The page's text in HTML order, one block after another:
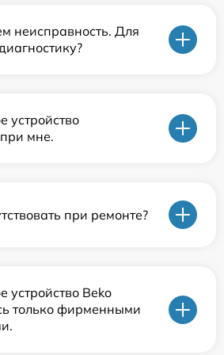
неисправность. Для
устройство
мне.
при ремонте?
устройство Beko
только фирменными